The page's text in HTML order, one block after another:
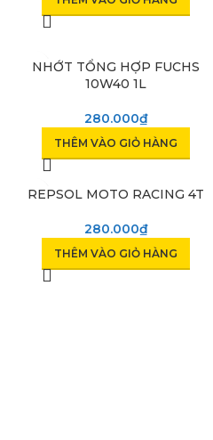
NHỚT TỔNG HỢP FUCHS
10W40 1L
280.000₫
THÊM VÀO GIỎ HÀNG
REPSOL MOTO RACING 4T
280.000₫
THÊM VÀO GIỎ HÀNG